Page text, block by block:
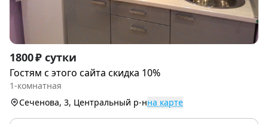
Item
1
of
1800 ₽ сутки
Гостям с этого сайта скидка 10%
1-комнатная
Сеченова, 3, Центральный р-нна карте